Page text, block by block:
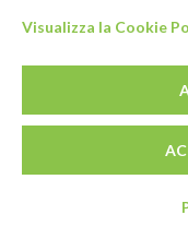
P.IVA: 03739670267
SEDE LEGALE:
Visualizza la Cookie